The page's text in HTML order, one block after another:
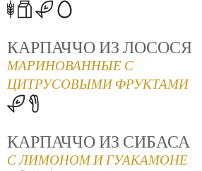
КАРПАЧЧО ИЗ ЛОСОСЯ
МАРИНОВАННЫЕ С
ЦИТРУСОВЫМИ ФРУКТАМИ
КАРПАЧЧО ИЗ СИБАСА
С ЛИМОНОМ И ГУАКАМОНЕ